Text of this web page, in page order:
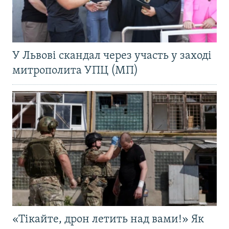
У Львові скандал через участь у заході
митрополита УПЦ (МП)
«Тікайте, дрон летить над вами!» Як